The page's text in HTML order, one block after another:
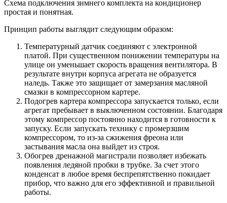
Схема подключения зимнего комплекта на кондиционер
простая и понятная.
Принцип работы выглядит следующим образом:
Температурный датчик соединяют с электронной
платой. При существенном понижении температуры на
улице он уменьшает скорость вращения вентилятора. В
результате внутри корпуса агрегата не образуется
наледь. Также это защищает от замерзания масляной
смазки в компрессорном картере.
Подогрев картера компрессора запускается только, если
агрегат пребывает в выключенном состоянии. Благодаря
этому компрессор постоянно находится в готовности к
запуску. Если запускать технику с промерзшим
компрессором, то из-за сжижения фреона или
застывания масла она выйдет из строя.
Обогрев дренажной магистрали позволяет избежать
появления ледяной пробки в трубке. За счет этого
конденсат в любое время беспрепятственно покидает
прибор, что важно для его эффективной и правильной
работы.